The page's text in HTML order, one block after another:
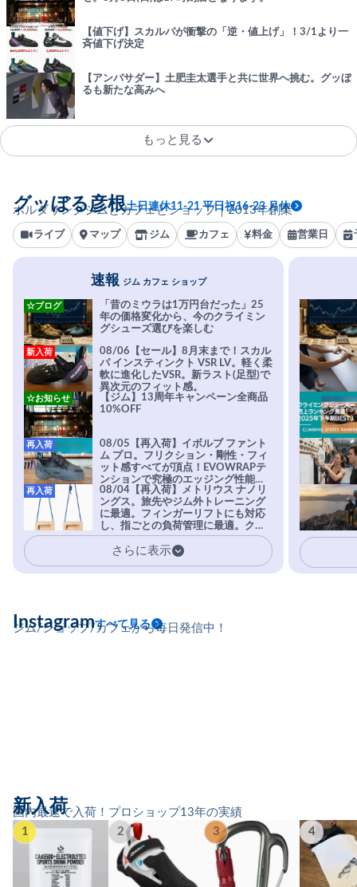
【値下げ】スカルパが衝撃の「逆・値上げ」！3/1より一
斉値下げ決定
【アンバサダー】土肥圭太選手と共に世界へ挑む。グッぼ
るも新たな高みへ
もっと見る
ボルダリングジムとカフェとショップ｜2013年創業
グッぼる彦根土日連休11-21 平日祝16-23 月休
ライブ マップ ジム カフェ 料金 営業日
速報 ジム カフェ ショップ
「昔のミウラは1万円台だった」25
年の価格変化から、今のクライミン
グシューズ選びを楽しむ
☆ブログ
08/06【セール】8月末まで！スカル
パ インスティンクト VSR LV。軽く柔
軟に進化したVSR。新ラスト(足型)で
異次元のフィット感。
新入荷
【ジム】13周年キャンペーン全商品
10%OFF
☆お知らせ
08/05【再入荷】イボルブ ファント
ム プロ。フリクション・剛性・フィ
ット感すべてが頂点！EVOWRAPテ
ンションで究極のエッジング性能を
実現。進化系ラバーEvo-74はTRAX
を凌駕する粘着力で極小ホールドに
安心感。
再入荷
08/04【再入荷】メトリウス ナノリ
ングス。旅先やジム外トレーニング
に最適。フィンガーリフトにも対応
し、指ごとの負荷管理に最適。クラ
イマーの指を本気で鍛えるギア。
再入荷
さらに表示
ジム/ショップ/カフェから毎日発信中！
Instagramすべて見る
国内最速で入荷！プロショップ13年の実績
新入荷
1 2 3 4